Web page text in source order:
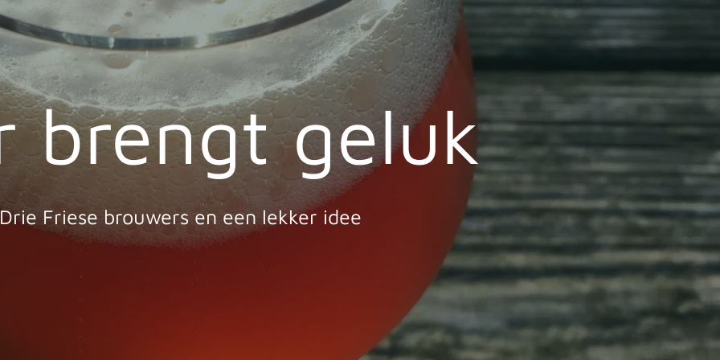
brengt geluk
Friese brouwers en een lekker idee